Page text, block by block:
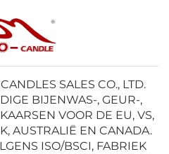
SALES CO., LTD.
BIJENWAS-, GEUR-,
VOOR DE EU, VS,
AUSTRALIË EN CANADA.
ISO/BSCI, FABRIEK